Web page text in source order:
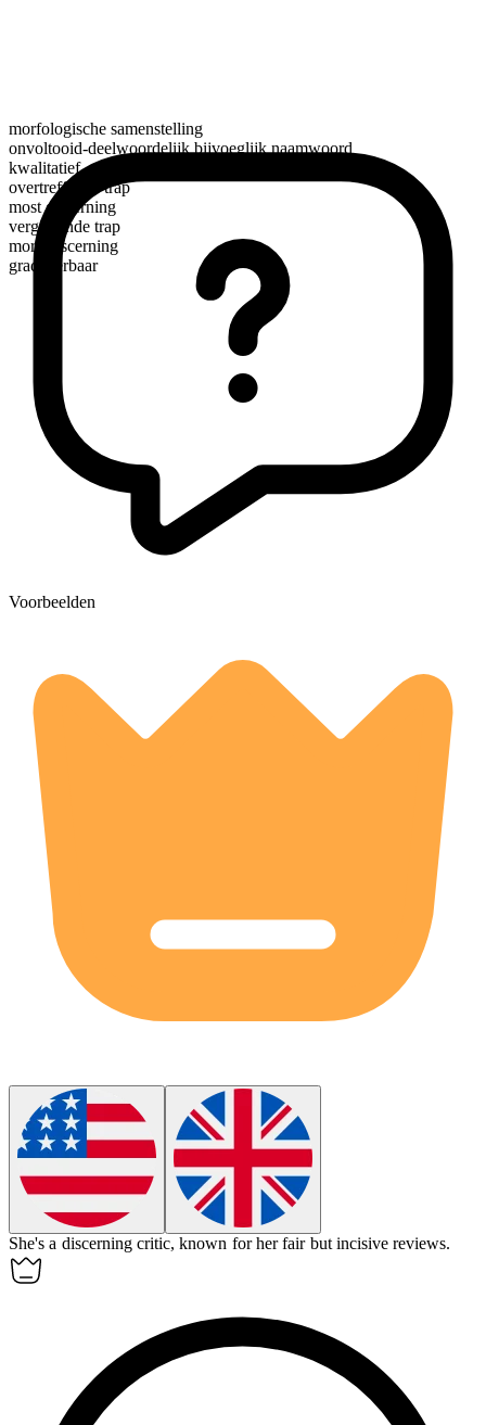
morfologische samenstelling
onvoltooid-deelwoordelijk bijvoeglijk naamwoord
kwalitatief
overtreffende trap
most discerning
vergrotende trap
more discerning
gradueerbaar
Voorbeelden
She's a discerning critic, known for her fair but incisive reviews.